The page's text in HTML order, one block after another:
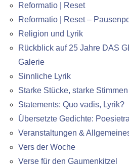
Reformatio | Reset
Reformatio | Reset –
Religion und Lyrik
Rückblick auf 25 Jahre DAS
Galerie
Sinnliche Lyrik
Starke Stücke, starke Stimmen
Statements: Quo vadis, Lyrik?
Übersetzte Gedichte:
Veranstaltungen &
Vers der Woche
Verse für den Gaumenkitzel